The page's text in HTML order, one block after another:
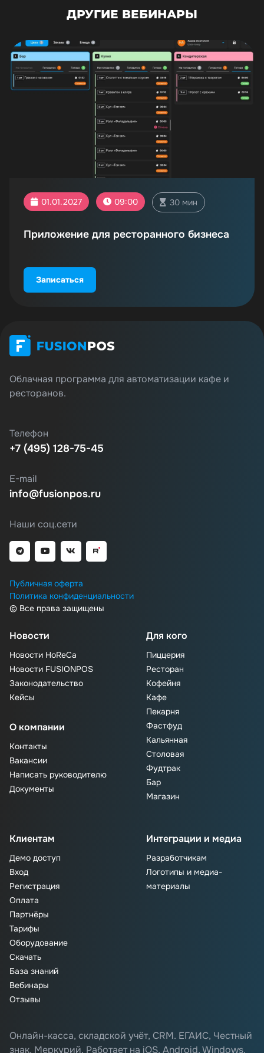
ДРУГИЕ ВЕБИНАРЫ
01.01.2027 09:00 30 мин
Приложение для ресторанного бизнеса
Записаться
Облачная программа для автоматизации кафе и
ресторанов.
Телефон
+7 (495) 128-75-45
E-mail
info@fusionpos.ru
Наши соц.сети
Публичная оферта
Политика конфиденциальности
© Все права защищены
Новости
Новости HoReCa
Новости FUSIONPOS
Законодательство
Кейсы
О компании
Контакты
Вакансии
Написать руководителю
Документы
Для кого
Пиццерия
Ресторан
Кофейня
Кафе
Пекарня
Фастфуд
Кальянная
Столовая
Фудтрак
Бар
Магазин
Клиентам
Демо доступ
Вход
Регистрация
Оплата
Партнёры
Тарифы
Оборудование
Скачать
База знаний
Вебинары
Отзывы
Интеграции и медиа
Разработчикам
Логотипы и медиа-
материалы
Онлайн-касса, складской учёт, CRM. ЕГАИС, Честный
знак, Меркурий. Работает на iOS, Android, Windows.